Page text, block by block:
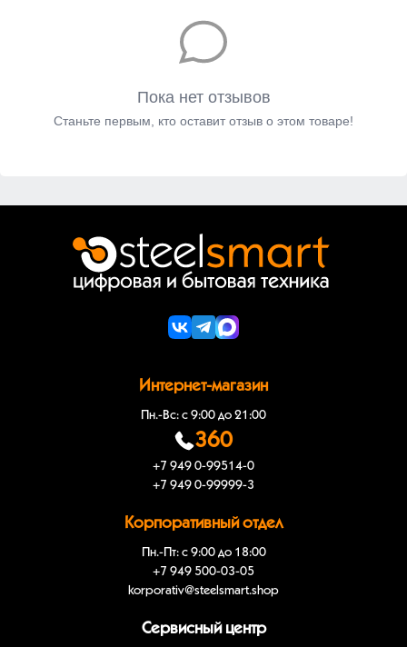
Пока нет отзывов
Станьте первым, кто оставит отзыв о этом товаре!
Интернет-магазин
Пн.-Вс: с 9:00 до 21:00
360
+7 949 0-99514-0
+7 949 0-99999-3
Корпоративный отдел
Пн.-Пт: с 9:00 до 18:00
+7 949 500-03-05
korporativ@steelsmart.shop
Сервисный центр